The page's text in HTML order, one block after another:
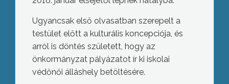
Ugyancsak első olvasatban szerepelt a
testület előtt a kulturális koncepciója, és
arról is döntés született, hogy az
önkormányzat pályázatot ír ki iskolai
védőnői álláshely betöltésére.